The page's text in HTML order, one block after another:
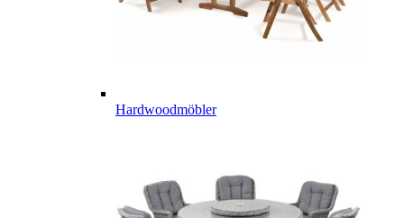
Hardwoodmöbler